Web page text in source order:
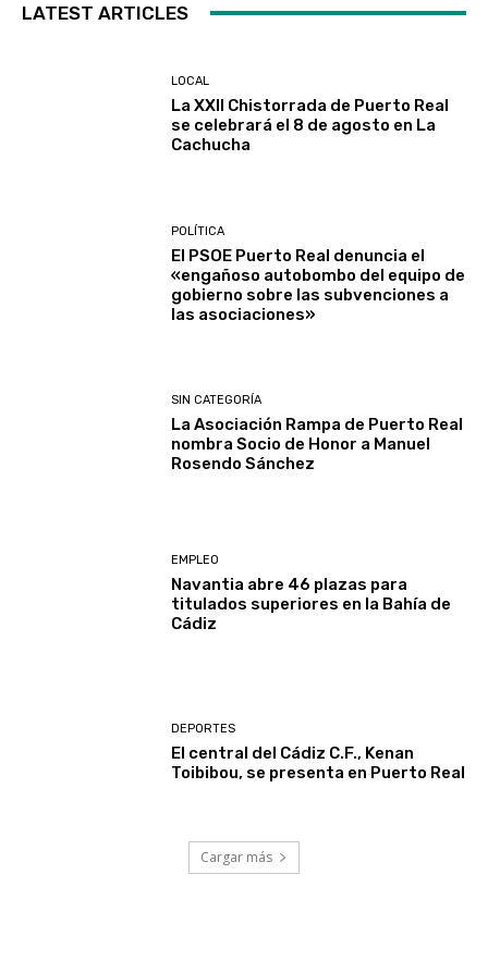
LATEST ARTICLES
LOCAL
La XXII Chistorrada de Puerto Real
se celebrará el 8 de agosto en La
Cachucha
POLÍTICA
El PSOE Puerto Real denuncia el
«engañoso autobombo del equipo de
gobierno sobre las subvenciones a
las asociaciones»
SIN CATEGORÍA
La Asociación Rampa de Puerto Real
nombra Socio de Honor a Manuel
Rosendo Sánchez
EMPLEO
Navantia abre 46 plazas para
titulados superiores en la Bahía de
Cádiz
DEPORTES
El central del Cádiz C.F., Kenan
Toibibou, se presenta en Puerto Real
Cargar más